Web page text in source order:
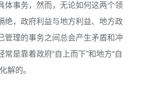
体事务，然而，无论如何这两个领
绝，政府利益与地方利益、地方政
管理的事务之间总会产生矛盾和冲
是靠着政府“自上而下”和地方“自
解的。